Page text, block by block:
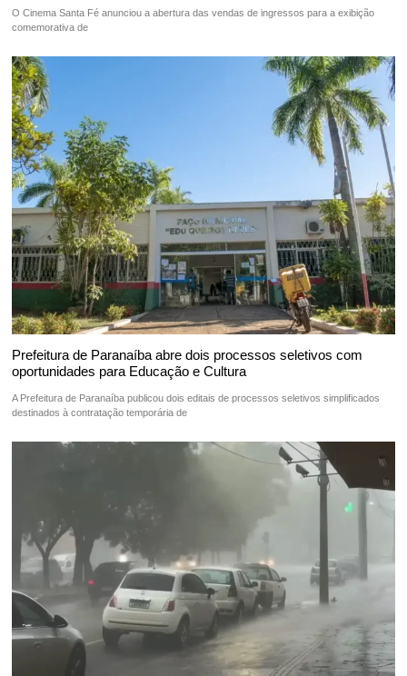
O Cinema Santa Fé anunciou a abertura das vendas de ingressos para a exibição
comemorativa de
Prefeitura de Paranaíba abre dois processos seletivos com
oportunidades para Educação e Cultura
A Prefeitura de Paranaíba publicou dois editais de processos seletivos simplificados
destinados à contratação temporária de